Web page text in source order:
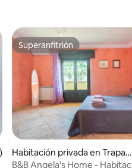
promedio: 5.0 de 5, 6
Superanfitrión
Superanfitrión
Habitación privada en Trapan
iB&B Angela's Home -